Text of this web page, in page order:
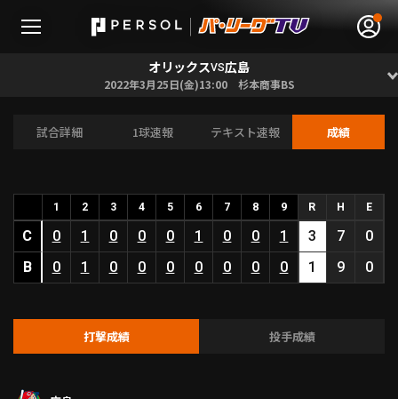
無料アカウント登録 ログイン
HOME
動画
日程･結果
順位表･成績
オリックスVS広島
2022年3月25日(金)13:00 杉本商事BS
試合詳細 1球速報 テキスト速報 成績
1 2 3 4 5 6 7 8 9 R H E
C 0 1 0 0 0 1 0 0 1 3 7
0
B
0 1 0 0 0 0 0 0 0 1 9 0
打撃成績 投手成績